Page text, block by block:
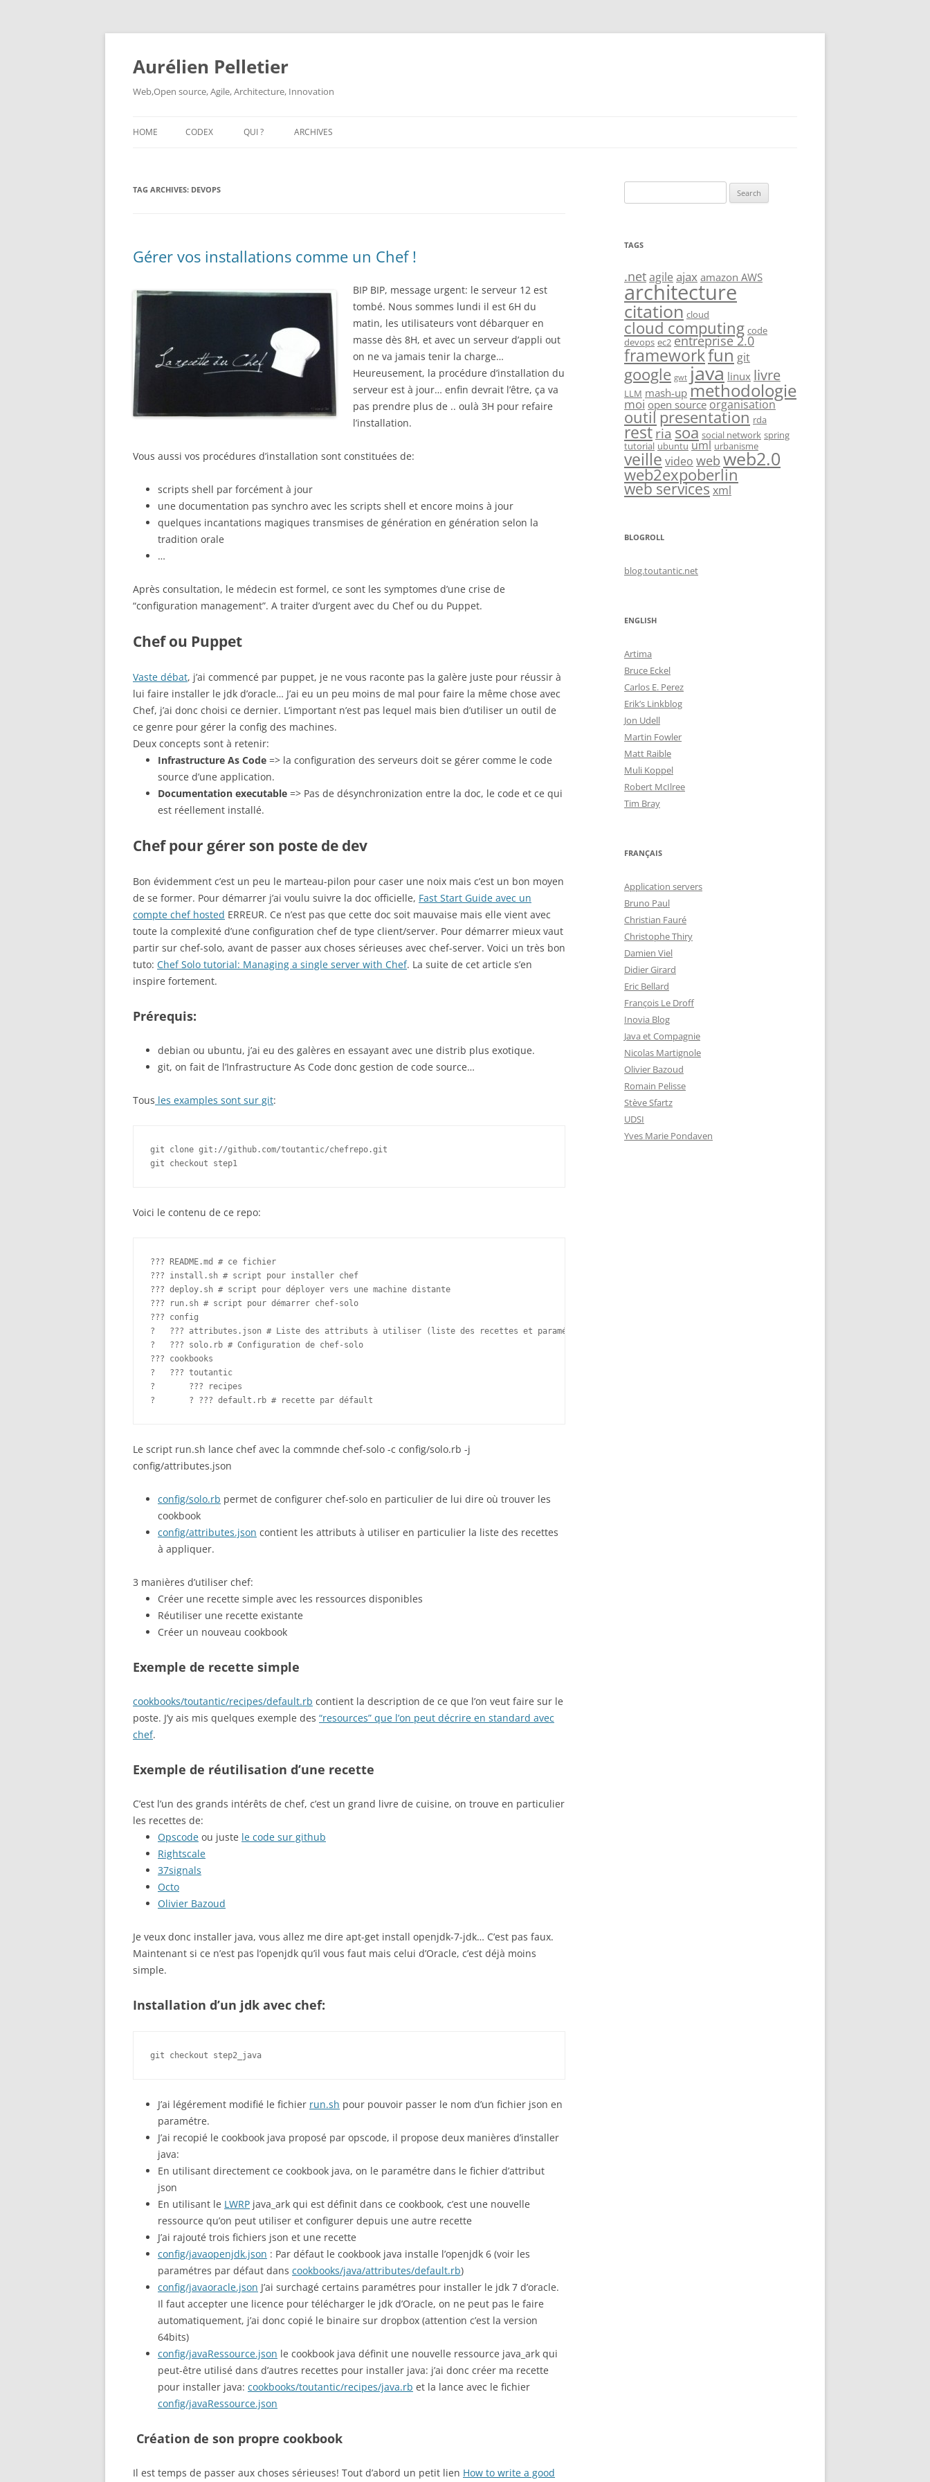
Aurélien Pelletier
Web,Open source, Agile, Architecture, Innovation
HOME CODEX
COMMUNICATION (TIC)
QUI ? ARCHIVES
TAG ARCHIVES: DEVOPS
Gérer vos installations comme un Chef !
BIP BIP, message urgent: le serveur 12 est
tombé. Nous sommes lundi il est 6H du
matin, les utilisateurs vont débarquer en
masse dès 8H, et avec un serveur d’appli out
on ne va jamais tenir la charge…
Heureusement, la procédure d’installation du
serveur est à jour… enfin devrait l’être, ça va
pas prendre plus de .. oulà 3H pour refaire
l’installation.
Vous aussi vos procédures d’installation sont constituées de:
scripts shell par forcément à jour
une documentation pas synchro avec les scripts shell et encore moins à jour
quelques incantations magiques transmises de génération en génération selon la
tradition orale
…
Après consultation, le médecin est formel, ce sont les symptomes d’une crise de
“configuration management”. A traiter d’urgent avec du Chef ou du Puppet.
Chef ou Puppet
Vaste débat, j’ai commencé par puppet, je ne vous raconte pas la galère juste pour réussir à
lui faire installer le jdk d’oracle… J’ai eu un peu moins de mal pour faire la même chose avec
Chef, j’ai donc choisi ce dernier. L’important n’est pas lequel mais bien d’utiliser un outil de
ce genre pour gérer la config des machines.
Deux concepts sont à retenir:
Infrastructure As Code => la configuration des serveurs doit se gérer comme le code
source d’une application.
Documentation executable => Pas de désynchronization entre la doc, le code et ce qui
est réellement installé.
Chef pour gérer son poste de dev
Bon évidemment c’est un peu le marteau-pilon pour caser une noix mais c’est un bon moyen
de se former. Pour démarrer j’ai voulu suivre la doc officielle, Fast Start Guide avec un
compte chef hosted ERREUR. Ce n’est pas que cette doc soit mauvaise mais elle vient avec
toute la complexité d’une configuration chef de type client/server. Pour démarrer mieux vaut
partir sur chef-solo, avant de passer aux choses sérieuses avec chef-server. Voici un très bon
tuto: Chef Solo tutorial: Managing a single server with Chef. La suite de cet article s’en
inspire fortement.
Prérequis:
debian ou ubuntu, j’ai eu des galères en essayant avec une distrib plus exotique.
git, on fait de l’Infrastructure As Code donc gestion de code source…
Tous les examples sont sur git:
git clone git://github.com/toutantic/chefrepo.git
git checkout step1
Voici le contenu de ce repo:
??? README.md # ce fichier
??? install.sh # script pour installer chef
??? deploy.sh # script pour déployer vers une machine distante
??? run.sh # script pour démarrer chef-solo
??? config
?   ??? attributes.json # Liste des attributs à utiliser (liste des recettes et paramétres)
?   ??? solo.rb # Configuration de chef-solo
??? cookbooks
?   ??? toutantic
?       ??? recipes
?       ? ??? default.rb # recette par défault
Le script run.sh lance chef avec la commnde chef-solo -c config/solo.rb -j
config/attributes.json
config/solo.rb permet de configurer chef-solo en particulier de lui dire où trouver les
cookbook
config/attributes.json contient les attributs à utiliser en particulier la liste des recettes
à appliquer.
3 manières d’utiliser chef:
Créer une recette simple avec les ressources disponibles
Réutiliser une recette existante
Créer un nouveau cookbook
Exemple de recette simple
cookbooks/toutantic/recipes/default.rb contient la description de ce que l’on veut faire sur le
poste. J’y ais mis quelques exemple des “resources” que l’on peut décrire en standard avec
chef.
Exemple de réutilisation d’une recette
C’est l’un des grands intérêts de chef, c’est un grand livre de cuisine, on trouve en particulier
les recettes de:
Opscode ou juste le code sur github
Rightscale
37signals
Octo
Olivier Bazoud
Je veux donc installer java, vous allez me dire apt-get install openjdk-7-jdk… C’est pas faux.
Maintenant si ce n’est pas l’openjdk qu’il vous faut mais celui d’Oracle, c’est déjà moins
simple.
Installation d’un jdk avec chef:
git checkout step2_java
J’ai légérement modifié le fichier run.sh pour pouvoir passer le nom d’un fichier json en
paramétre.
J’ai recopié le cookbook java proposé par opscode, il propose deux manières d’installer
java:
En utilisant directement ce cookbook java, on le paramétre dans le fichier d’attribut
json
En utilisant le LWRP java_ark qui est définit dans ce cookbook, c’est une nouvelle
ressource qu’on peut utiliser et configurer depuis une autre recette
J’ai rajouté trois fichiers json et une recette
config/javaopenjdk.json : Par défaut le cookbook java installe l’openjdk 6 (voir les
paramétres par défaut dans cookbooks/java/attributes/default.rb)
config/javaoracle.json J’ai surchagé certains paramétres pour installer le jdk 7 d’oracle.
Il faut accepter une licence pour télécharger le jdk d’Oracle, on ne peut pas le faire
automatiquement, j’ai donc copié le binaire sur dropbox (attention c’est la version
64bits)
config/javaRessource.json le cookbook java définit une nouvelle ressource java_ark qui
peut-être utilisé dans d’autres recettes pour installer java: j’ai donc créer ma recette
pour installer java: cookbooks/toutantic/recipes/java.rb et la lance avec le fichier
config/javaRessource.json
Création de son propre cookbook
Il est temps de passer aux choses sérieuses! Tout d’abord un petit lien How to write a good
for:
TAGS
.netagile ajax amazon AWS
architecture
citation cloud
cloud computing code
devops ec2 entreprise 2.0
frameworkfun git
google gwt java linux livre
LLM mash-up methodologie
moi open source organisation
outil presentation rda
restria soa social network spring
tutorial ubuntu uml urbanisme
veille video web web2.0
web2expoberlin
web servicesxml
BLOGROLL
blog.toutantic.net
ENGLISH
Artima
Bruce Eckel
Carlos E. Perez
Erik’s Linkblog
Jon Udell
Martin Fowler
Matt Raible
Muli Koppel
Robert McIlree
Tim Bray
FRANÇAIS
Application servers
Bruno Paul
Christian Fauré
Christophe Thiry
Damien Viel
Didier Girard
Eric Bellard
François Le Droff
Inovia Blog
Java et Compagnie
Nicolas Martignole
Olivier Bazoud
Romain Pelisse
Stève Sfartz
UDSI
Yves Marie Pondaven